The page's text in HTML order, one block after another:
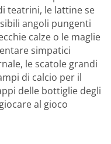
teatrini, le lattine se
angoli pungenti
calze o le maglie
simpatici
le scatole grandi
di calcio per il
delle bottiglie degli
al gioco